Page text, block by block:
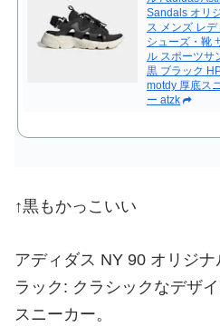
Sandals オリ
ス メンズ レデ
シューズ・靴
ル スポーツサ
黒 ブラック
motdy 厚底ス
ー atzk
↑黒もかっこいい
アディダス NY 90 オリジ
ラック: クラシックなデザ
スニーカー。